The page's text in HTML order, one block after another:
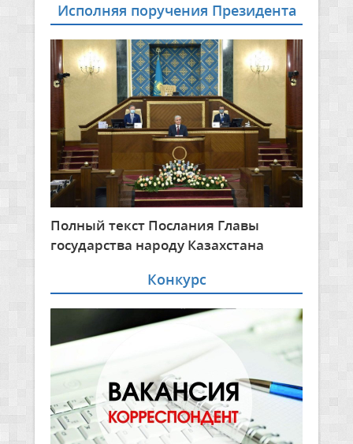
Исполняя поручения Президента
Полный текст Послания Главы
государства народу Казахстана
Конкурс